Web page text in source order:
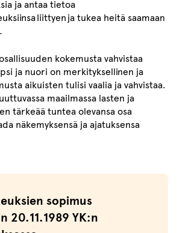
ja antaa tietoa
liittyen ja tukea heitä saamaan
kokemusta vahvistaa
ja nuori on merkityksellinen ja
aikuisten tulisi vaalia ja vahvistaa.
maailmassa lasten ja
tärkeää tuntea olevansa osa
näkemyksensä ja ajatuksensa
sopimus
20.11.1989 YK:n